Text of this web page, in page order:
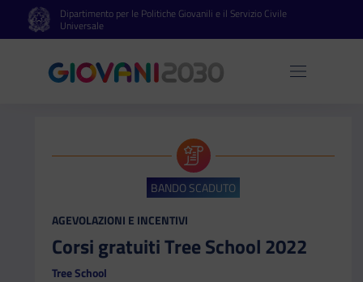
Vai al contenuto principale
Vai al footerDipartimento per le Politiche Giovanili e il Servizio Civile
Universale
Apri
BANDO SCADUTO
CATEGORIA:
AGEVOLAZIONI E INCENTIVI
Corsi gratuiti Tree School 2022
Tree School